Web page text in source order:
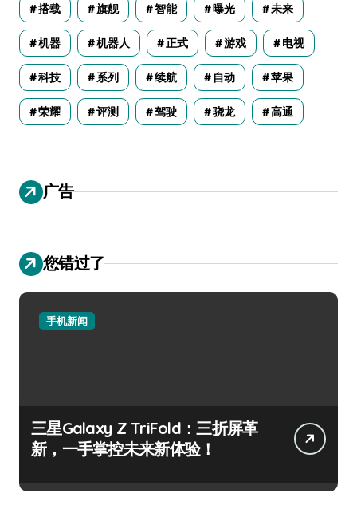
搭载 旗舰 智能 曝光 未来
机器 机器人 正式 游戏 电视
科技 系列 续航 自动 苹果
荣耀 评测 驾驶 骁龙 高通
广告
您错过了
手机新闻
三星Galaxy Z TriFold：三折屏革
新，一手掌控未来新体验！